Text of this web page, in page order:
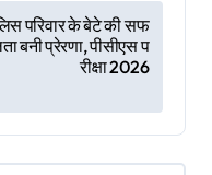
परिवार के बेटे की सफ
बनी प्रेरणा, पीसीएस प
रीक्षा 2026